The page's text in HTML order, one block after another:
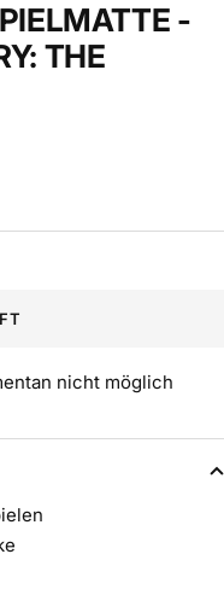
-
THE
nicht möglich